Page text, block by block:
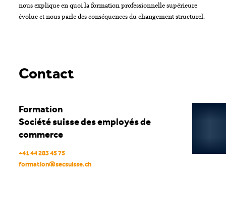
nous explique en quoi la formation professionnelle supérieure
évolue et nous parle des conséquences du changement structurel.
Contact
Formation
Société suisse des employés de
commerce
+41 44 283 45 75
formation@secsuisse.ch